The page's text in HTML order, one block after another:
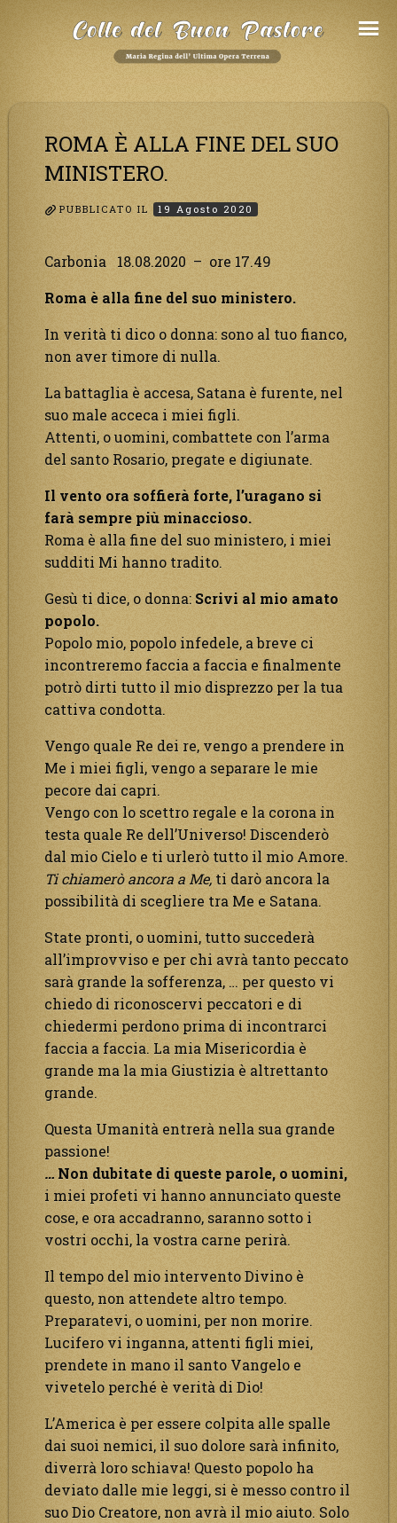
ROMA È ALLA FINE DEL SUO
MINISTERO.
PUBBLICATO IL 19 Agosto 2020
Carbonia 18.08.2020 – ore 17.49
Roma è alla fine del suo ministero.
In verità ti dico o donna: sono al tuo fianco,
non aver timore di nulla.
La battaglia è accesa, Satana è furente, nel
suo male acceca i miei figli.
Attenti, o uomini, combattete con l’arma
del santo Rosario, pregate e digiunate.
Il vento ora soffierà forte, l’uragano si
farà sempre più minaccioso.
Roma è alla fine del suo ministero, i miei
sudditi Mi hanno tradito.
Gesù ti dice, o donna: Scrivi al mio amato
popolo.
Popolo mio, popolo infedele, a breve ci
incontreremo faccia a faccia e finalmente
potrò dirti tutto il mio disprezzo per la tua
cattiva condotta.
Vengo quale Re dei re, vengo a prendere in
Me i miei figli, vengo a separare le mie
pecore dai capri.
Vengo con lo scettro regale e la corona in
testa quale Re dell’Universo! Discenderò
dal mio Cielo e ti urlerò tutto il mio Amore.
Ti chiamerò ancora a Me, ti darò ancora la
possibilità di scegliere tra Me e Satana.
State pronti, o uomini, tutto succederà
all’improvviso e per chi avrà tanto peccato
sarà grande la sofferenza, … per questo vi
chiedo di riconoscervi peccatori e di
chiedermi perdono prima di incontrarci
faccia a faccia. La mia Misericordia è
grande ma la mia Giustizia è altrettanto
grande.
Questa Umanità entrerà nella sua grande
passione!
… Non dubitate di queste parole, o uomini,
i miei profeti vi hanno annunciato queste
cose, e ora accadranno, saranno sotto i
vostri occhi, la vostra carne perirà.
Il tempo del mio intervento Divino è
questo, non attendete altro tempo.
Preparatevi, o uomini, per non morire.
Lucifero vi inganna, attenti figli miei,
prendete in mano il santo Vangelo e
vivetelo perché è verità di Dio!
L’America è per essere colpita alle spalle
dai suoi nemici, il suo dolore sarà infinito,
diverrà loro schiava! Questo popolo ha
deviato dalle mie leggi, si è messo contro il
suo Dio Creatore, non avrà il mio aiuto. Solo